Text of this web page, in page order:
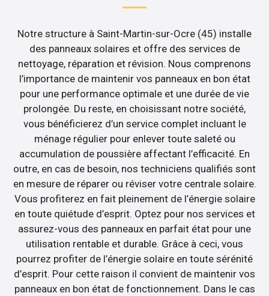
Notre structure à Saint-Martin-sur-Ocre (45) installe
des panneaux solaires et offre des services de
nettoyage, réparation et révision. Nous comprenons
l’importance de maintenir vos panneaux en bon état
pour une performance optimale et une durée de vie
prolongée. Du reste, en choisissant notre société,
vous bénéficierez d’un service complet incluant le
ménage régulier pour enlever toute saleté ou
accumulation de poussière affectant l’efficacité. En
outre, en cas de besoin, nos techniciens qualifiés sont
en mesure de réparer ou réviser votre centrale solaire.
Vous profiterez en fait pleinement de l’énergie solaire
en toute quiétude d’esprit. Optez pour nos services et
assurez-vous des panneaux en parfait état pour une
utilisation rentable et durable. Grâce à ceci, vous
pourrez profiter de l’énergie solaire en toute sérénité
d’esprit. Pour cette raison il convient de maintenir vos
panneaux en bon état de fonctionnement. Dans le cas